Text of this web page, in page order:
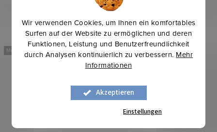
Wir verwenden Cookies, um Ihnen ein komfortables
Surfen auf der Website zu ermöglichen und deren
Funktionen, Leistung und Benutzerfreundlichkeit
durch Analysen kontinuierlich zu verbessern. Mehr
Informationen
Akzeptieren
Einstellungen
Mehr für weniger